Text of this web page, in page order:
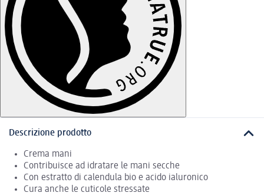
Descrizione prodotto
Crema mani
Contribuisce ad idratare le mani secche
Con estratto di calendula bio e acido ialuronico
Cura anche le cuticole stressate